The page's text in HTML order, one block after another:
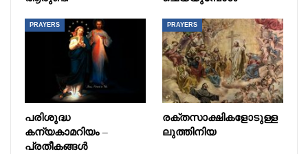
PRAYERS
പരിശുദ്ധ
കന്യകാമറിയം –
പ്രതീകങ്ങൾ
PRAYERS
രക്തസാക്ഷികളോടുള്ള
ലുത്തിനിയ